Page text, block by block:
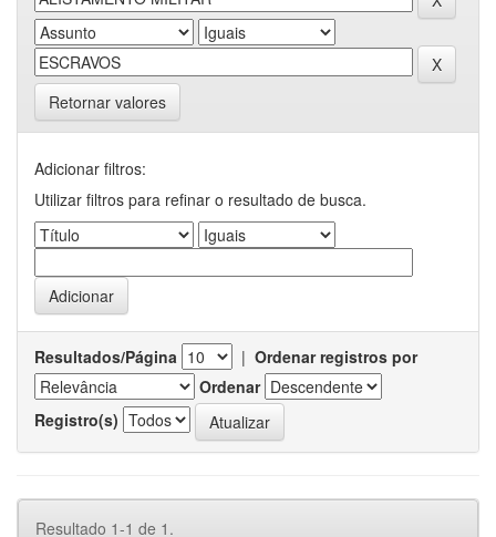
Retornar valores
Adicionar filtros:
Utilizar filtros para refinar o resultado de busca.
Resultados/Página | Ordenar registros por
Ordenar
Registro(s)
Resultado 1-1 de 1.